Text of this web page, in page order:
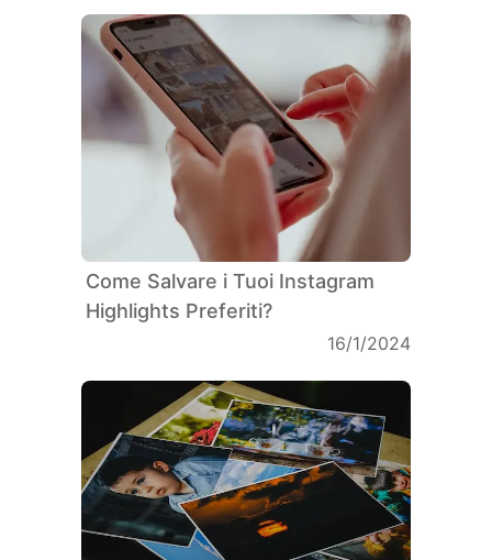
Come Salvare i Tuoi Instagram
Highlights Preferiti?
16/1/2024